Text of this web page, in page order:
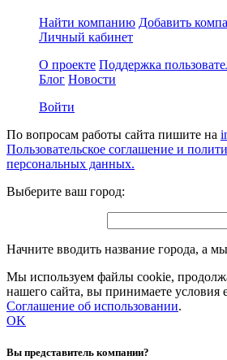
Найти компанию Добавить
Личный кабинет
О проекте Поддержка
Блог Новости
Войти
По вопросам работы сайта пишите на
Пользовательское соглашение и
персональных данных.
Выберите ваш город:
Начните вводить название города, а
Мы используем файлы cookie,
нашего сайта, вы принимаете условия
Соглашение об использовании.
OK
Вы представитель компании?